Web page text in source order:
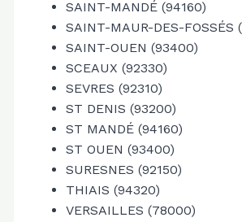
SAINT-MANDÉ (94160)
SAINT-MAUR-DES-FOSSÉS
SAINT-OUEN (93400)
SCEAUX (92330)
SEVRES (92310)
ST DENIS (93200)
ST MANDÉ (94160)
ST OUEN (93400)
SURESNES (92150)
THIAIS (94320)
VERSAILLES (78000)